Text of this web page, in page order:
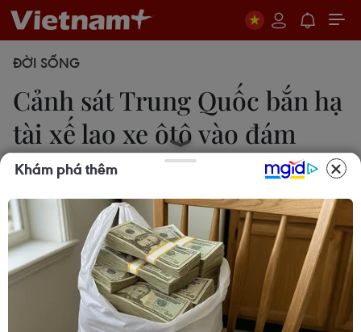
ĐỜI SỐNG
Cảnh sát Trung Quốc bắn hạ
tài xế lao xe ôtô vào đám
đông
Bích Liên
22/03/2019 03:22
Một chiếc ôtô đã lao vào đám đông tại thành phố
Táo Dương thuộc tỉnh Hồ Bắc làm ít nhất sáu người
thiệt mạng, bảy người bị thương và cảnh sát đã
Khám phá thêm